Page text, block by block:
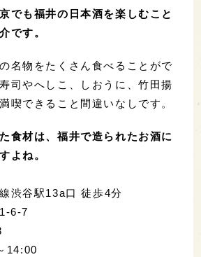
でも福井の日本酒を楽しむこと
です。
名物をたくさん食べることがで
司やへしこ、しおうに、竹田揚
喫できること間違いなしです。
食材は、福井で造られたお酒に
よね。
渋谷駅13a口 徒歩4分
6-7
14:00